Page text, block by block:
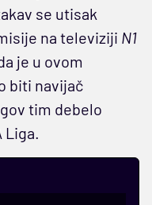
se utisak
na televiziji N1
je u ovom
biti navijač
tim debelo